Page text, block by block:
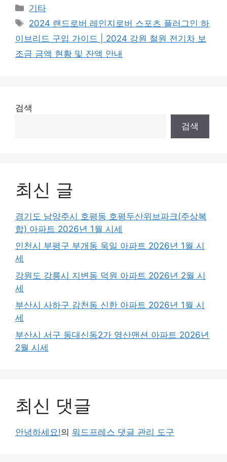
Categories
기타
Tags
2024 랜드로버 레인지로버 스포츠 플러그인 하
이브리드 구입 가이드 | 2024 강원 철원 전기차 보
조금 금액 현황 및 잔액 안내
검색
검색
최신 글
경기도 남양주시 호평동 호평두산위브파크(주상복
합) 아파트 2026년 1월 시세
인천시 부평구 부개동 욱일 아파트 2026년 1월 시
세
강원도 강릉시 지변동 덕원 아파트 2026년 2월 시
세
부산시 사하구 감천동 신한 아파트 2026년 1월 시
세
부산시 서구 동대신동2가 영산맨션 아파트 2026년
2월 시세
최신 댓글
안녕하세요!의 워드프레스 댓글 관리 도구